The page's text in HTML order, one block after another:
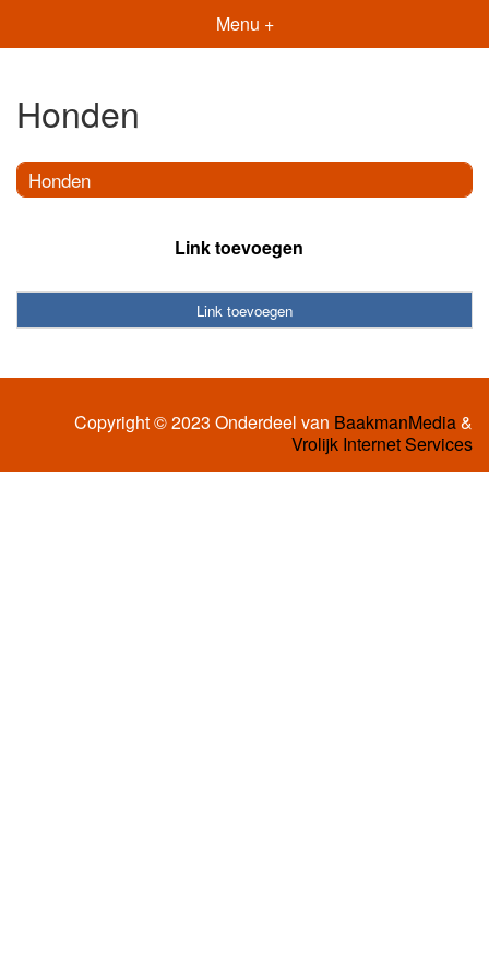
Menu +
Honden
Honden
Link toevoegen
Link toevoegen
Copyright © 2023 Onderdeel van BaakmanMedia&
Vrolijk Internet Services